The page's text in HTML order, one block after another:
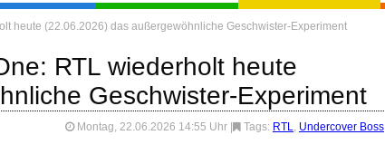
heute (22.06.2026) das außergewöhnliche Geschwister-Experiment
RTL wiederholt heute
Geschwister-Experiment
Montag, 22.06.2026 14:55 Uhr Tags: RTL, Undercover Boss